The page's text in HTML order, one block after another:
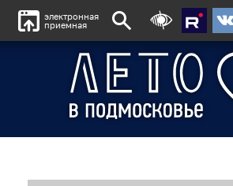
электронная
приемная